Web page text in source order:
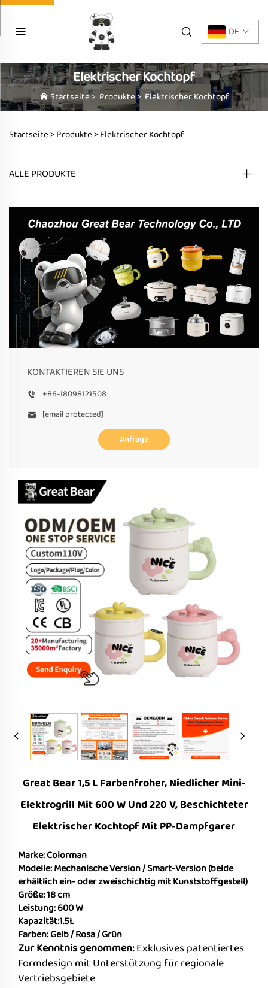
DE
Elektrischer Kochtopf
Startseite> Produkte> Elektrischer Kochtopf
Startseite > Produkte> Elektrischer Kochtopf
ALLE PRODUKTE
KONTAKTIEREN SIE UNS
+86-18098121508
[email protected]
Anfrage
Great Bear 1,5 L Farbenfroher, Niedlicher Mini-
Elektrogrill Mit 600 W Und 220 V, Beschichteter
Elektrischer Kochtopf Mit PP-Dampfgarer
Marke: Colorman
Modelle: Mechanische Version / Smart-Version (beide
erhältlich ein- oder zweischichtig mit Kunststoffgestell)
Größe: 18 cm
Leistung: 600 W
Kapazität:1.5L
Farben: Gelb / Rosa / Grün
Zur Kenntnis genommen:Exklusives patentiertes
Formdesign mit Unterstützung für regionale
Vertriebsgebiete